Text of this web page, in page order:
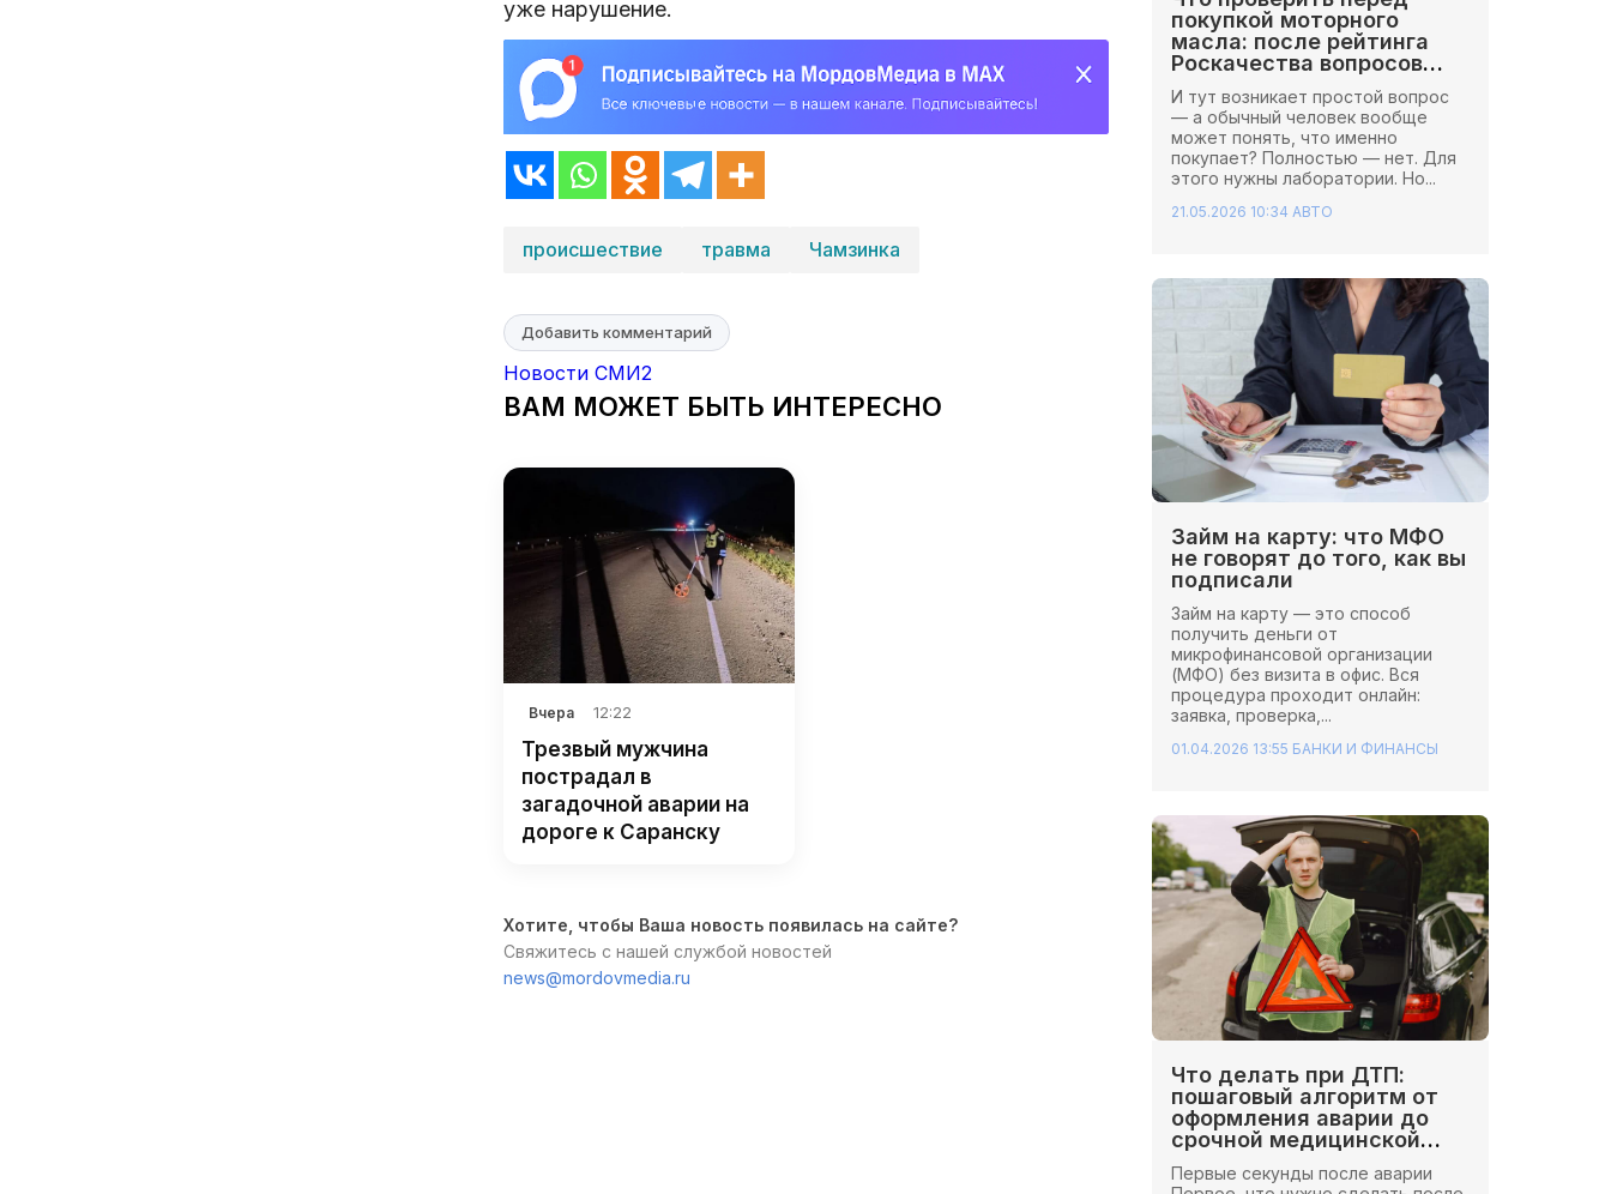
уже нарушение.
происшествие травма Чамзинка
Добавить комментарий
Новости СМИ2
ВАМ МОЖЕТ БЫТЬ ИНТЕРЕСНО
Вчера 12:22
Трезвый мужчина
пострадал в
загадочной аварии на
дороге к Саранску
Хотите, чтобы Ваша новость появилась на сайте?
Свяжитесь с нашей службой новостей
news@mordovmedia.ru
покупкой моторного
масла: после рейтинга
Роскачества вопросов
стало больше
И тут возникает простой вопрос
— а обычный человек вообще
может понять, что именно
покупает? Полностью — нет. Для
этого нужны лаборатории. Но...
21.05.2026 10:34 АВТО
Займ на карту: что МФО
не говорят до того, как вы
подписали
Займ на карту — это способ
получить деньги от
микрофинансовой организации
(МФО) без визита в офис. Вся
процедура проходит онлайн:
заявка, проверка,...
01.04.2026 13:55 БАНКИ И ФИНАНСЫ
Что делать при ДТП:
пошаговый алгоритм от
оформления аварии до
срочной медицинской
помощи
Первые секунды после аварии